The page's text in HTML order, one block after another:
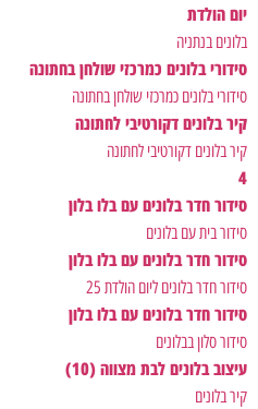
יום הולדת
בלונים בנתניה
סידורי בלונים כמרכזי שולחן בחתונה
סידורי בלונים כמרכזי שולחן בחתונה
קיר בלונים דקורטיבי לחתונה
קיר בלונים דקורטיבי לחתונה
4
סידור חדר בלונים עם בלו בלון
סידור בית עם בלונים
סידור חדר בלונים עם בלו בלון
סידור חדר בלונים ליום הולדת 25
סידור חדר בלונים עם בלו בלון
סידור סלון בבלונים
עיצוב בלונים לבת מצווה (10)
קיר בלונים